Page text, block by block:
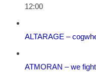
12:00
ALTARAGE –
ATMORAN – we